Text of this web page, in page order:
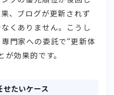
、ブログが更新されず
くありません。こうし
門家への委託で“更新体
効果的です。
たいケース